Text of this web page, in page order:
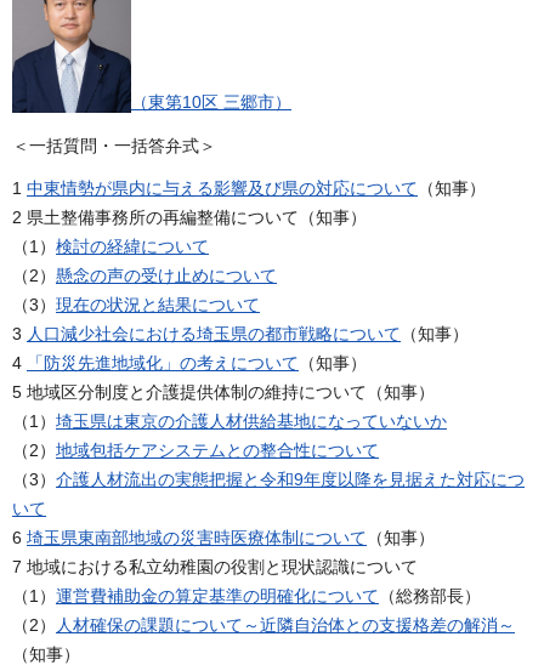
（東第10区 三郷市）
＜一括質問・一括答弁式＞
1 中東情勢が県内に与える影響及び県の対応について （知事）
2 県土整備事務所の再編整備について（知事）
（1） 検討の経緯について
（2） 懸念の声の受け止めについて
（3） 現在の状況と結果について
3 人口減少社会における埼玉県の都市戦略について （知事）
4
「防災先進地域化」の考えについて （知事）
5 地域区分制度と介護提供体制の維持について（知事）
（1） 埼玉県は東京の介護人材供給基地になっていないか
（2） 地域包括ケアシステムとの整合性について
（3） 介護人材流出の実態把握と令和9年度以降を見据えた対応につ
いて
6 埼玉県東南部地域の災害時医療体制について （知事）
7 地域における私立幼稚園の役割と現状認識について
（1） 運営費補助金の算定基準の明確化について （総務部長）
（2）
人材確保の課題について～近隣自治体との支援格差の解消～
（知事）